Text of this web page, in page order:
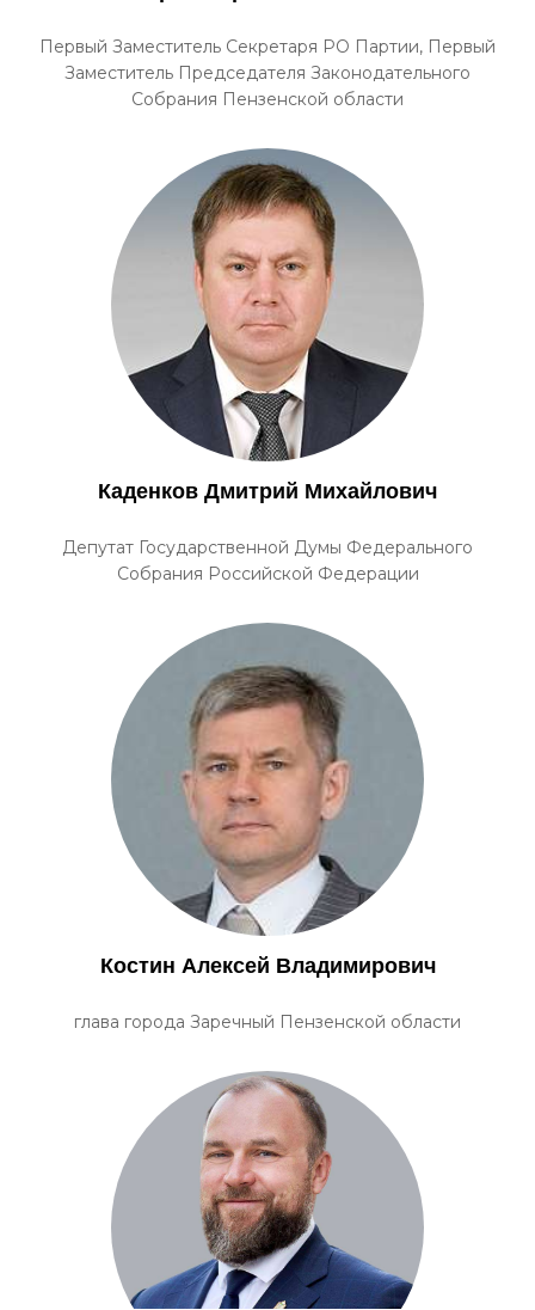
Первый Заместитель Секретаря РО Партии, Первый
Заместитель Председателя Законодательного
Собрания Пензенской области
Каденков Дмитрий Михайлович
Депутат Государственной Думы Федерального
Собрания Российской Федерации
Костин Алексей Владимирович
глава города Заречный Пензенской области